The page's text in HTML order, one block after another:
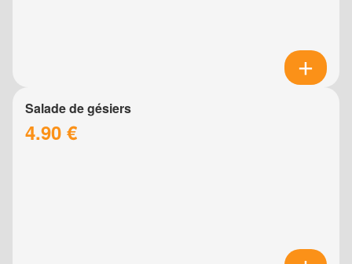
Salade de gésiers
4.90 €